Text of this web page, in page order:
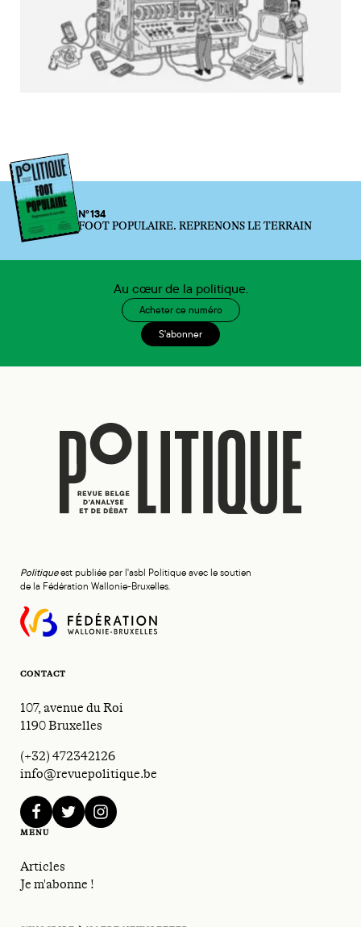
N°134
FOOT POPULAIRE. REPRENONS LE TERRAIN
Au cœur de la politique.
Acheter ce numéro
S'abonner
Politiqueest publiée par l'asbl Politique avec le soutien
de la Fédération Wallonie-Bruxelles.
CONTACT
107, avenue du Roi
1190 Bruxelles
(+32) 472342126
info@revuepolitique.be
facebooktwitterinstagram
MENU
Articles
Je m'abonne !